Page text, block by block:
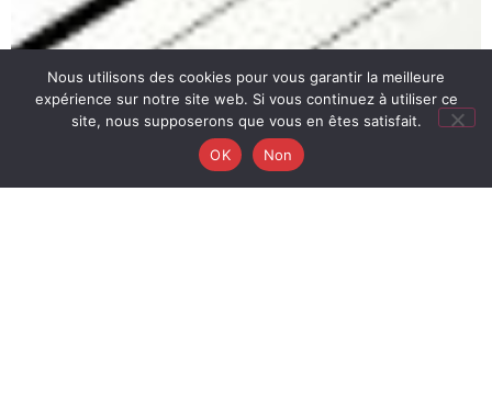
Nous utilisons des cookies pour vous garantir la meilleure
expérience sur notre site web. Si vous continuez à utiliser ce
site, nous supposerons que vous en êtes satisfait.
OK
Non